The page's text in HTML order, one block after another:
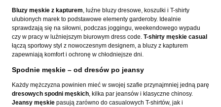
Bluzy męskie z kapturem, luźne bluzy dresowe, koszulki i T-shirty
ulubionych marek to podstawowe elementy garderoby. Idealnie
sprawdzają się na siłowni, podczas joggingu, weekendowego wypadu
czy w pracy w luźniejszym biurowym dress code. T-shirty męskie casual
łączą sportowy styl z nowoczesnym designem, a bluzy z kapturem
zapewniają komfort i ochronę w chłodniejsze dni.
Spodnie męskie – od dresów po jeansy
Każdy mężczyzna powinien mieć w swojej szafie przynajmniej jedną parę
dresowych spodni męskich, kilka par jeansów i klasyczne chinosy.
Jeansy męskie pasują zarówno do casualowych T-shirtów, jak i